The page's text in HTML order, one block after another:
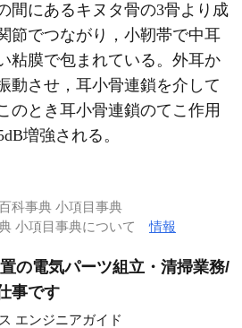
間にあるキヌタ骨の3骨より成
節でつながり，小靭帯で中耳
粘膜で包まれている。外耳か
動させ，耳小骨連鎖を介して
のとき耳小骨連鎖のてこ作用
増強される。
科事典 小項目事典
小項目事典について情報
の電気パーツ組立・清掃業務/
事です
エンジニアガイド